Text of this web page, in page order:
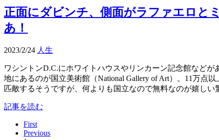
正面にダビンチ、側面がラファエロと
あ！
2023/2/24 人生
ワシントンD.C.にホワイトハウスやリンカーン記念館など
地にあるのが国立美術館（National Gallery of Art）。11万点
匹敵するそうですが、何よりも国立なので無料なのが嬉しい
記事を読む
First
Previous